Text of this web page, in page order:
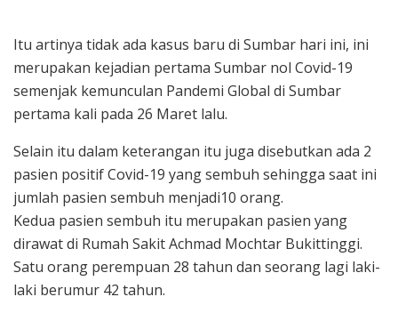
Itu artinya tidak ada kasus baru di Sumbar hari ini, ini
merupakan kejadian pertama Sumbar nol Covid-19
semenjak kemunculan Pandemi Global di Sumbar
pertama kali pada 26 Maret lalu.
Selain itu dalam keterangan itu juga disebutkan ada 2
pasien positif Covid-19 yang sembuh sehingga saat ini
jumlah pasien sembuh menjadi10 orang.
Kedua pasien sembuh itu merupakan pasien yang
dirawat di Rumah Sakit Achmad Mochtar Bukittinggi.
Satu orang perempuan 28 tahun dan seorang lagi laki-
laki berumur 42 tahun.